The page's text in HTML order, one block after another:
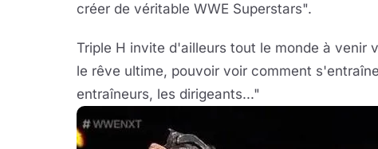
créer de véritable WWE Superstars".
Triple H invite d'ailleurs tout le monde à venir
le rêve ultime, pouvoir voir comment
entraîneurs, les dirigeants..."